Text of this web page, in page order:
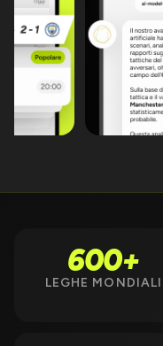
600+
LEGHE MONDIALI